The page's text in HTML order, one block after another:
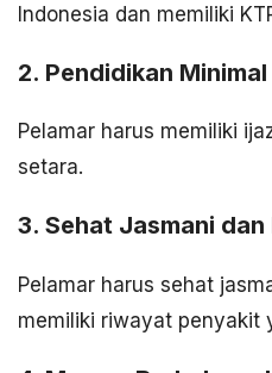
Indonesia dan memiliki
2. Pendidikan
Pelamar harus memiliki
setara.
3. Sehat Jasmani dan
Pelamar harus sehat
memiliki riwayat penyakit